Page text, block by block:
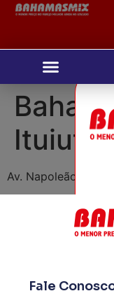
Av. Napoleão
Fale